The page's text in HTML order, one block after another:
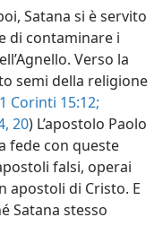
Satana si è servito
di contaminare i
Verso la
semi della religione
1 Corinti 15:12;
20) L’apostolo Paolo
fede con queste
falsi, operai
apostoli di Cristo. E
Satana stesso